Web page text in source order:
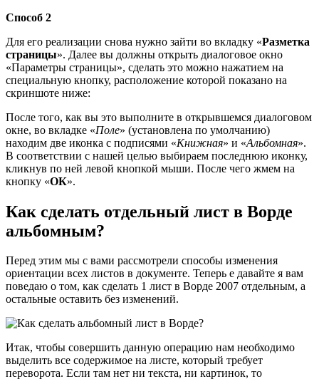
Способ 2
Для его реализации снова нужно зайти во вкладку «Разметка
страницы». Далее вы должны открыть диалоговое окно
«Параметры страницы», сделать это можно нажатием на
специальную кнопку, расположение которой показано на
скриншоте ниже:
После того, как вы это выполните в открывшемся диалоговом
окне, во вкладке «Поле» (установлена по умолчанию)
находим две иконка с подписями «Книжная» и «Альбомная».
В соответствии с нашей целью выбираем последнюю иконку,
кликнув по ней левой кнопкой мыши. После чего жмем на
кнопку «ОК».
Как сделать отдельный лист в Ворде
альбомным?
Перед этим мы с вами рассмотрели способы изменения
ориентации всех листов в документе. Теперь е давайте я вам
поведаю о том, как сделать 1 лист в Ворде 2007 отдельным, а
остальные оставить без изменений.
Итак, чтобы совершить данную операцию нам необходимо
выделить все содержимое на листе, который требует
переворота. Если там нет ни текста, ни картинок, то